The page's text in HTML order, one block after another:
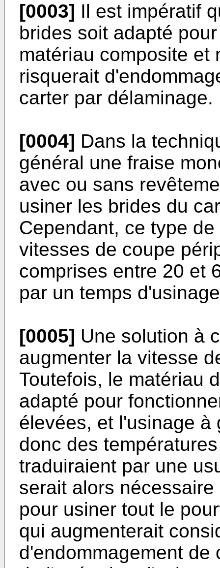
[0003] Il est impératif
brides soit adapté
matériau composite et
risquerait
carter par délaminage.
[0004] Dans la
général une fraise
avec ou sans
usiner les brides du
Cependant, ce type
vitesses de coupe
comprises entre 20 et
par un temps
[0005] Une solution à
augmenter la vitesse
Toutefois, le matériau
adapté pour
élevées, et l'usinage à
donc des
traduiraient par une
serait alors
pour usiner tout le
qui augmenterait
d'endommagement